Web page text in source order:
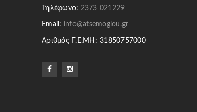
Τηλέφωνο: 2373 021229
Email: info@atsemoglou.gr
Αριθμός Γ.Ε.ΜΗ: 31850757000